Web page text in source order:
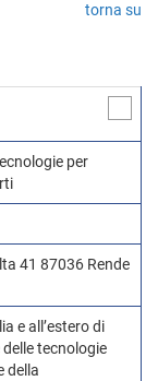
torna su
per
41 87036 Rende
e all’estero di
tecnologie
della